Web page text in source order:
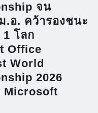
จน
.อ. คว้ารองชนะ
โลก
Office
World
2026
Microsoft